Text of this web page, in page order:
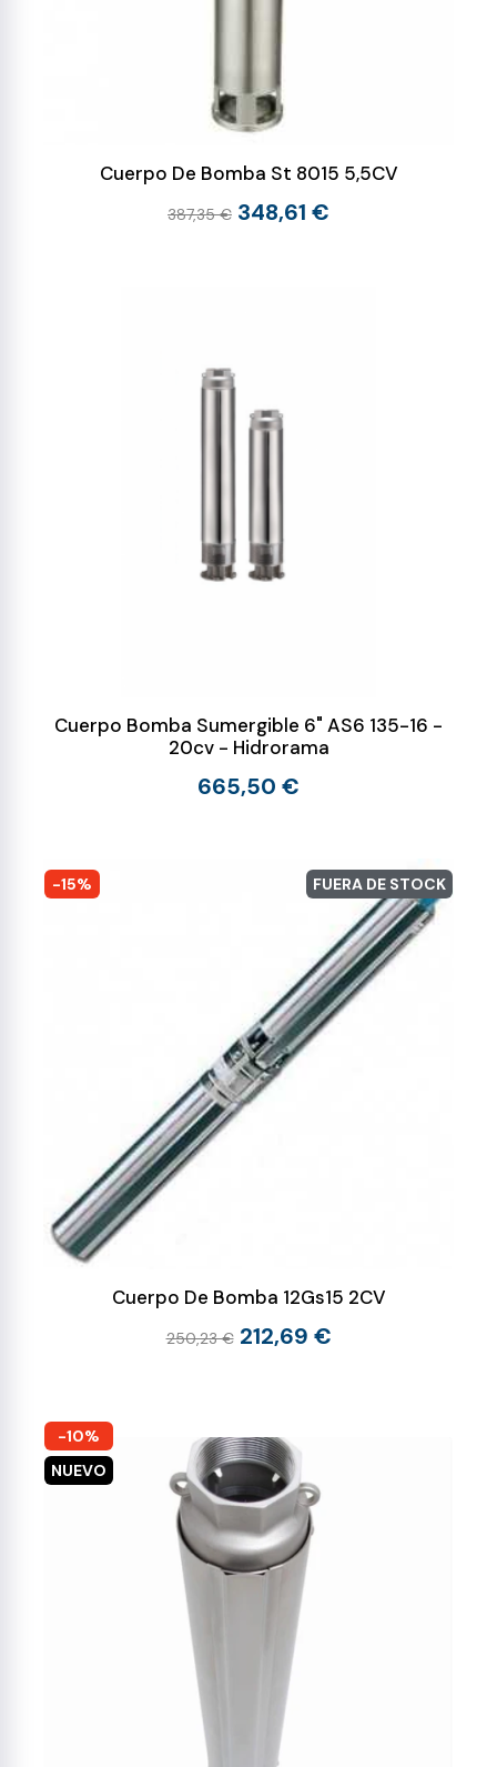
Cuerpo De Bomba St 8015 5,5CV
387,35 € 348,61 €
Cuerpo Bomba Sumergible 6" AS6 135-16 -
20cv - Hidrorama
665,50 €
-15% FUERA DE STOCK
Cuerpo De Bomba 12Gs15 2CV
250,23 € 212,69 €
-10%
NUEVO